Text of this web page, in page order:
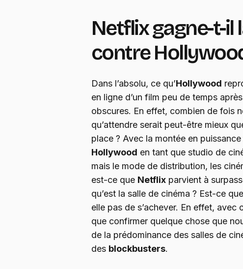
Netflix gagne-t-il
contre
Dans l’absolu, ce qu’Hollywood
en ligne d’un film peu de temps
obscures. En effet, combien de fois
qu’attendre serait peut-être mieux
place ? Avec la montée en
Hollywood en tant que studio de
mais le mode de distribution, les
est-ce que Netflix parvient à
qu’est la salle de cinéma ? Est-ce
elle pas de s’achever. En effet, avec
que confirmer quelque chose que
de la prédominance des salles de
des blockbusters.